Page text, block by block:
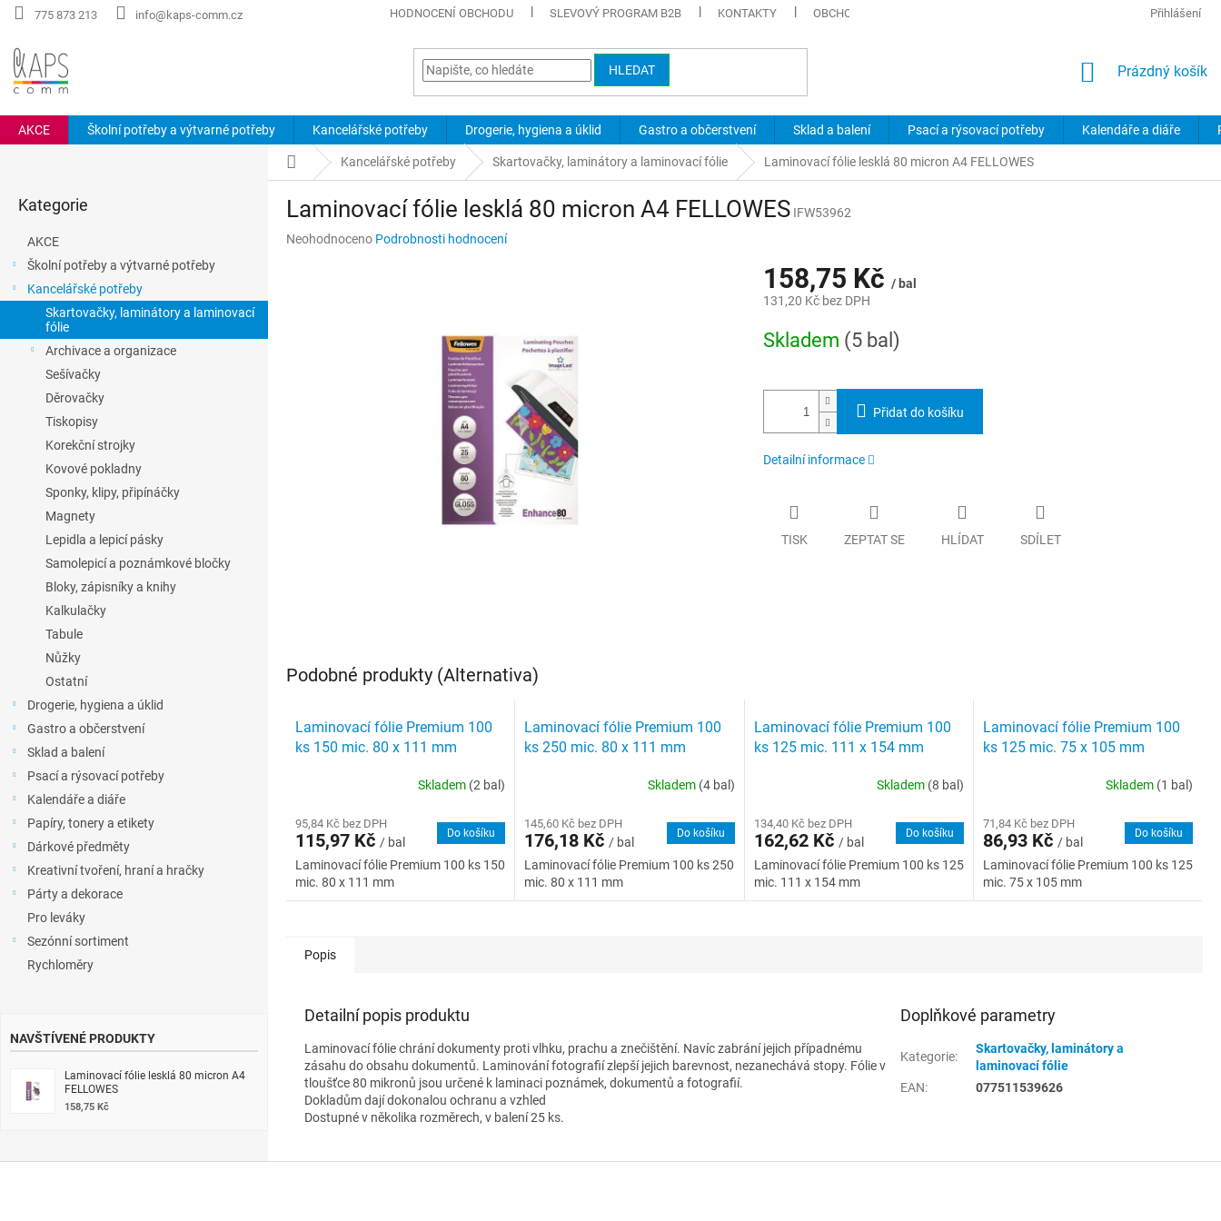
Přejít
775 873 213 info@kaps-comm.cz HODNOCENÍ OBCHODU SLEVOVÝ PROGRAM B2B KONTAKTY OBCHODNÍ PODMÍNKY PODMÍNKY OCHRANY OSOBNÍCH ÚDAJŮ
Přihlášení
HLEDAT
NÁKUPNÍ
Prázdný košík
AKCE Školní potřeby a výtvarné potřeby Kancelářské potřeby Drogerie, hygiena a úklid Gastro a občerstvení Sklad a balení Psací a rýsovací potřeby Kalendáře a diáře
p
kategorie
Kategorie
AKCE
Školní potřeby a výtvarné potřeby
Kancelářské potřeby
Skartovačky, laminátory a laminovací
fólie
Archivace a organizace
Sešívačky
Děrovačky
Tiskopisy
Korekční strojky
Kovové pokladny
Sponky, klipy, připínáčky
Magnety
Lepidla a lepicí pásky
Samolepicí a poznámkové bločky
Bloky, zápisníky a knihy
Kalkulačky
Tabule
Nůžky
Ostatní
Drogerie, hygiena a úklid
Gastro a občerstvení
Sklad a balení
Psací a rýsovací potřeby
Kalendáře a diáře
Papíry, tonery a etikety
Dárkové předměty
Kreativní tvoření, hraní a hračky
Párty a dekorace
Pro leváky
Sezónní sortiment
Rychloměry
NAVŠTÍVENÉ PRODUKTY
Laminovací fólie lesklá 80 micron A4
FELLOWES
158,75 Kč
Domů Kancelářské potřeby Skartovačky, laminátory a laminovací fólie Laminovací fólie lesklá 80 micron A4 FELLOWES
Laminovací fólie lesklá 80 micron A4 FELLOWES IFW53962
Průměrné
Neohodnoceno Podrobnosti hodnocení
158,75 Kč / bal
131,20 Kč bez DPH
cena:
Skladem (5 bal)
Přidat do košíku
Detailní informace
TISK ZEPTAT SE HLÍDAT SDÍLET
Podobné produkty (Alternativa)
Laminovací fólie Premium 100
ks 150 mic. 80 x 111 mm
Skladem (2 bal)
95,84 Kč bez DPH
115,97 Kč / bal
Do košíku
Laminovací fólie Premium 100 ks 150
mic. 80 x 111 mm
Laminovací fólie Premium 100
ks 250 mic. 80 x 111 mm
Skladem (4 bal)
145,60 Kč bez DPH
176,18 Kč/ bal
Do košíku
Laminovací fólie Premium 100 ks 250
mic. 80 x 111 mm
Laminovací fólie Premium 100
ks 125 mic. 111 x 154 mm
Skladem (8 bal)
134,40 Kč bez DPH
162,62 Kč / bal
Do košíku
Laminovací fólie Premium 100 ks 125
mic. 111 x 154 mm
Laminovací fólie Premium 100
ks 125 mic. 75 x 105 mm
Skladem (1 bal)
71,84 Kč bez DPH
86,93 Kč / bal
Do košíku
Laminovací fólie Premium 100 ks 125
mic. 75 x 105 mm
Popis
Detailní popis produktu
Laminovací fólie chrání dokumenty proti vlhku, prachu a znečištění. Navíc zabrání jejich případnému
zásahu do obsahu dokumentů. Laminování fotografií zlepší jejich barevnost, nezanechává stopy. Fólie v
tloušťce 80 mikronů jsou určené k laminaci poznámek, dokumentů a fotografií.
Dokladům dají dokonalou ochranu a vzhled
Dostupné v několika rozměrech, v balení 25 ks.
Doplňkové parametry
Kategorie:
Skartovačky, laminátory a
laminovací fólie
EAN: 077511539626